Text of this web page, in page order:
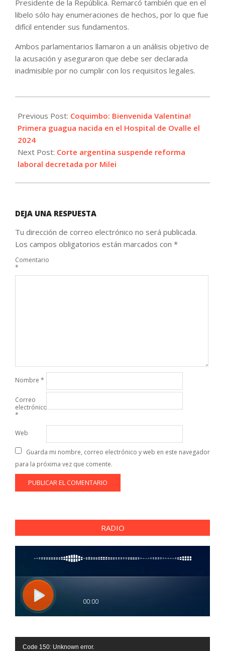
Presidente de la República. Remarcó también que en el
libelo sólo hay enumeraciones de hechos, por lo que fue
difícil entender sus fundamentos.
Ambos parlamentarios llamaron a un análisis objetivo de
la acusación y aseguraron que debe ser declarada
inadmisible por no cumplir con los requisitos legales.
01-
03
Previous Post: Coquimbo: Bienvenida Valentina!
Primera guagua nacida en el Hospital de Ovalle el
2024
Next Post: Corte argentina suspende reforma
laboral decretada por Milei
DEJA UNA RESPUESTA
Tu dirección de correo electrónico no será publicada.
Los campos obligatorios están marcados con *
Comentario
*
Nombre *
Correo
electrónico
*
Web
Guarda mi nombre, correo electrónico y web en este navegador
para la próxima vez que comente.
RADIO
Reproductor
Code 150: Unknown error.